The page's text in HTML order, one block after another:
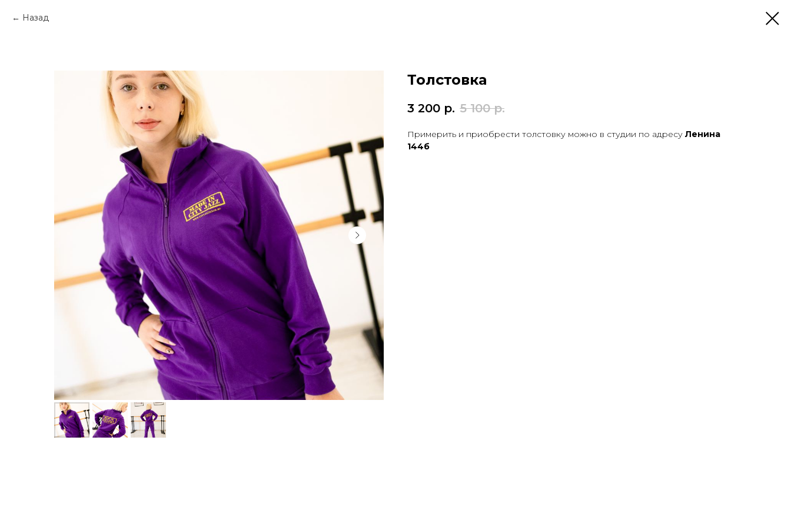
Назад
Толстовка
3 200 р. 5 100 р.
Примерить и приобрести толстовку можно в студии по адресу Ленина
144б